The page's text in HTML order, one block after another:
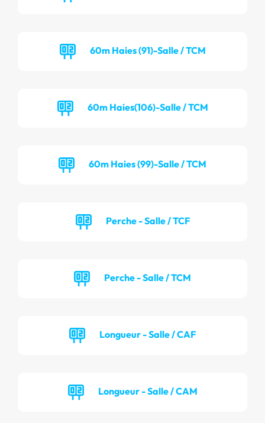
60m Haies (91)-Salle / TCM
60m Haies(106)-Salle / TCM
60m Haies (99)-Salle / TCM
Perche - Salle / TCF
Perche - Salle / TCM
Longueur - Salle / CAF
Longueur - Salle / CAM